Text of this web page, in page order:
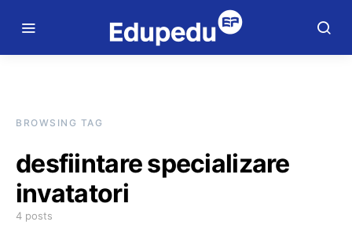
BROWSING TAG
desfiintare specializare
invatatori
4 posts